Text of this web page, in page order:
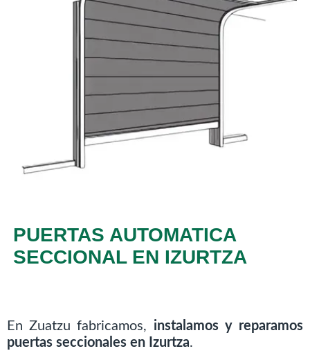
PUERTAS AUTOMATICA
SECCIONAL EN IZURTZA
En Zuatzu fabricamos, instalamos y reparamos
puertas seccionales en Izurtza.